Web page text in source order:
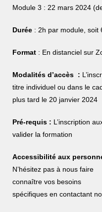
Module 3 : 22 mars 2024
Durée : 2h par module, soit
Format : En distanciel sur
Modalités d’accès :
titre individuel ou dans le
plus tard le 20 janvier 2024
Pré-requis : L’inscription
valider la formation
Accessibilité aux
N’hésitez pas à nous faire
connaître vos besoins
spécifiques en contactant